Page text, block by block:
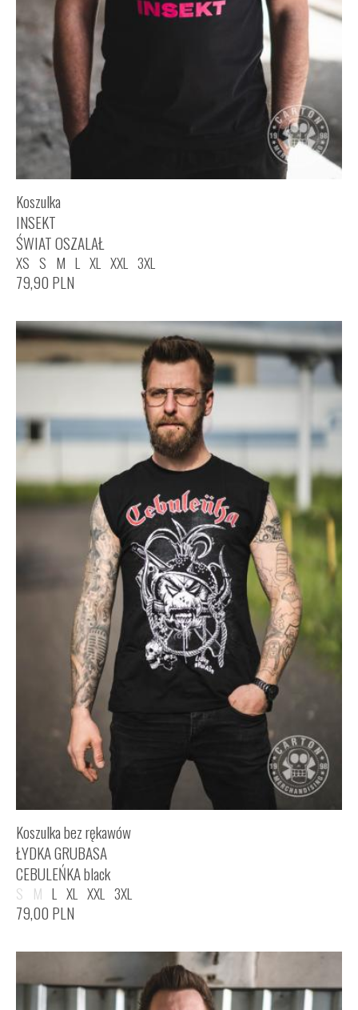
Koszulka
INSEKT
ŚWIAT OSZALAŁ
XS S M L XL XXL 3XL
79,90 PLN
Koszulka bez rękawów
ŁYDKA GRUBASA
CEBULEŃKA black
S M L XL XXL 3XL
79,00 PLN